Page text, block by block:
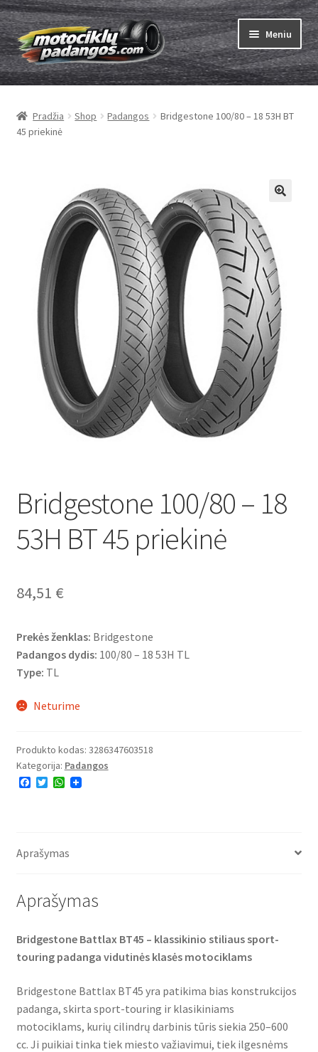
Pereiti
prie
meniu
Pereiti
prie
turinio
Meniu
Padangos
menu
Kameros
menu
Kaip užsisakyti
Brand
sub-
menu
Kontaktai
Pradžia Shop Padangos
Bridgestone 100/80 – 18 53H BT
45 priekinė
Bridgestone 100/80 – 18
53H BT 45 priekinė
84,51 €
Prekės ženklas: Bridgestone
Padangos dydis: 100/80 – 18 53H TL
Type: TL
Neturime
Produkto kodas: 3286347603518
Kategorija: Padangos
F
o
T
r
W
p
Aprašymas
Aprašymas
Bridgestone Battlax BT45 – klassikinio stiliaus sport-
touring padanga vidutinės klasės motociklams
Bridgestone Battlax BT45 yra patikima bias konstrukcijos
padanga, skirta sport-touring ir klasikiniams
motociklams, kurių cilindrų darbinis tūris siekia 250–600
cc. Ji puikiai tinka tiek miesto važiavimui, tiek ilgesnėms